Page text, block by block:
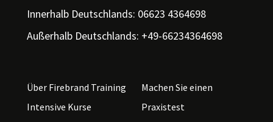
Innerhalb Deutschlands: 06623 4364698
Außerhalb Deutschlands: +49-66234364698
Über Firebrand Training
Intensive Kurse
Machen Sie einen
Praxistest